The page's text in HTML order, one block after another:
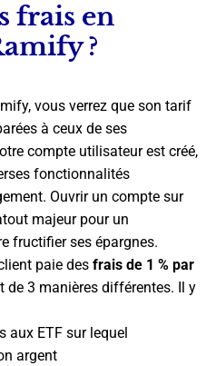
frais en
?
vous verrez que son tarif
à ceux de ses
compte utilisateur est créé,
fonctionnalités
Ouvrir un compte sur
majeur pour un
fructifier ses épargnes.
paie des frais de 1 % par
de 3 manières différentes. Il y
aux ETF sur lequel
argent